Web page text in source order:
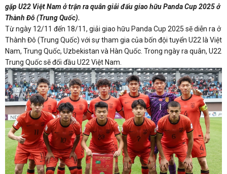
gặp U22 Việt Nam ở trận ra quân giải đấu giao hữu Panda Cup 2025 ở
Thành Đô (Trung Quốc).
Từ ngày 12/11 đến 18/11, giải giao hữu Panda Cup 2025 sẽ diễn ra ở
Thành Đô (Trung Quốc) với sự tham gia của bốn đội tuyển U22 là Việt
Nam, Trung Quốc, Uzbekistan và Hàn Quốc. Trong ngày ra quân, U22
Trung Quốc sẽ đối đầu U22 Việt Nam.